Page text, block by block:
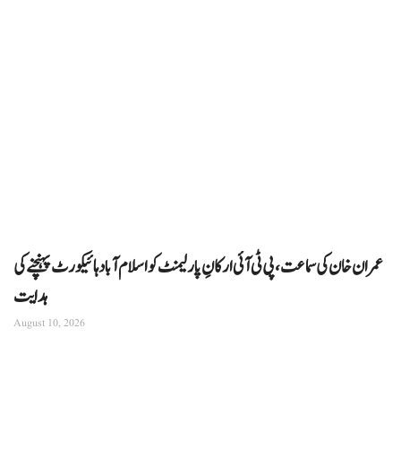
عمران خان کی سماعت، پی ٹی آئی ارکانِ پارلیمنٹ کو اسلام آباد ہائیکورٹ پہنچنے کی
ہدایت
August 10, 2026